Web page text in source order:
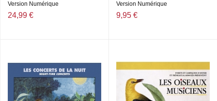
Version Numérique
24,99 €
Version Numérique
9,95 €